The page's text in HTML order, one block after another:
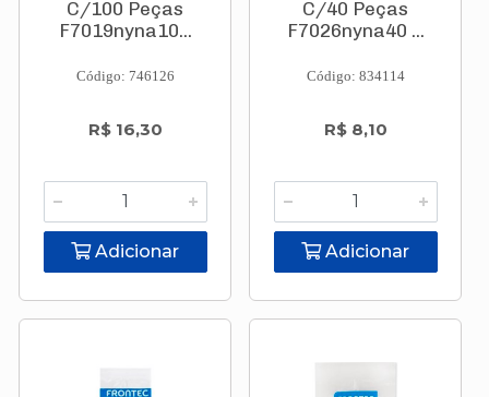
C/100 Peças
F7019nyna10...
Código: 746126
R$ 16,30
Adicionar
C/40 Peças
F7026nyna40 ...
Código: 834114
R$ 8,10
Adicionar